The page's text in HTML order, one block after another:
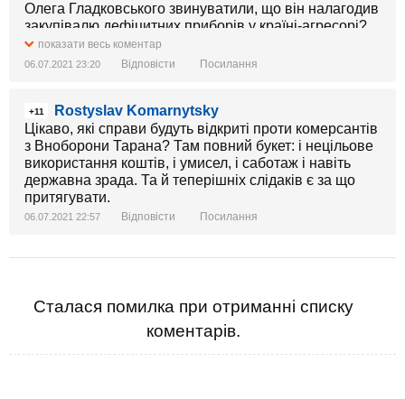
Олега Гладковського звинуватили, що він налагодив
закупівалю дефіцитних приборів у країні-агресорі?
Йому з цього приводу не вручили навіть підозри.
Гладковського звинуватили в продажі "МАЗ-
адаптовані для фронту "МАЗ-Богдани", були
набагато надійніші за КрАЗи і що продавали їх
МінОборони ДЕШЕВШЕ, ніж нині МО закуповує
чисто білоруські МАЗи у цивільному варіанті.
Я ніяк не буду проти, аби українці завдяки цим
сканадалам, дізналися подоробиці про завод "Кузня
поставити в частини за Зеленського?
Кого роботою забезпечують нині - українські
підприємства, чи іноземні?
показати весь коментар
06.07.2021 23:20 Відповісти Посилання
+11
Rostyslav Komarnytsky
Цікаво, які справи будуть відкриті проти комерсантів
з Вноборони Тарана? Там повний букет: і нецільове
використання коштів, і умисел, і саботаж і навіть
державна зрада. Та й теперішніх слідаків є за що
притягувати.
06.07.2021 22:57 Відповісти Посилання
Сталася помилка при отриманні списку
коментарів.